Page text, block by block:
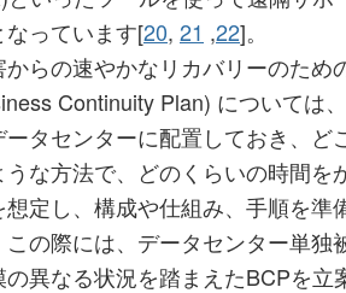
なっています[20, 21 ,22]。
からの速やかなリカバリーのため
Continuity Plan) については
ータセンターに配置しておき、ど
うな方法で、どのくらいの時間を
想定し、構成や仕組み、手順を準
この際には、データセンター単独
の異なる状況を踏まえたBCPを立